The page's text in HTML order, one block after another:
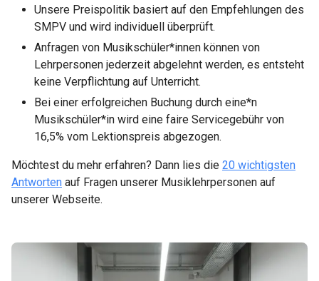
Unsere Preispolitik basiert auf den Empfehlungen des
SMPV und wird individuell überprüft.
Anfragen von Musikschüler*innen können von
Lehrpersonen jederzeit abgelehnt werden, es entsteht
keine Verpflichtung auf Unterricht.
Bei einer erfolgreichen Buchung durch eine*n
Musikschüler*in wird eine faire Servicegebühr von
16,5% vom Lektionspreis abgezogen.
Möchtest du mehr erfahren? Dann lies die 20 wichtigsten
Antworten auf Fragen unserer Musiklehrpersonen auf
unserer Webseite.